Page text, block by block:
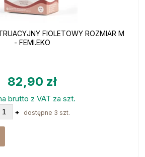
FIOLETOWY ROZMIAR M
- FEMI.EKO
82,90 zł
brutto z VAT za szt.
+ dostępne 3 szt.